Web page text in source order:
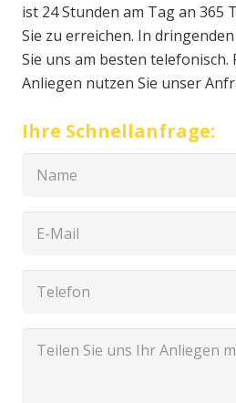
ist 24 Stunden am Tag an 365 Tagen im Jahr zu für
Sie zu erreichen. In dringenden Fällen kontaktieren
Sie uns am besten telefonisch.
Anliegen nutzen Sie unser
Ihre Schnellanfrage: